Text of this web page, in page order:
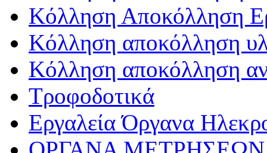
Κόλληση Αποκόλληση
Κόλληση αποκόλληση
Κόλληση αποκόλληση
Τροφοδοτικά
Εργαλεία Όργανα